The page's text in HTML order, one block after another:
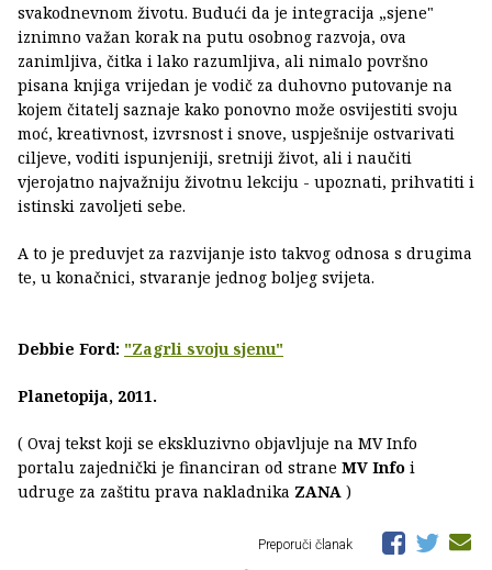
svakodnevnom životu. Budući da je integracija „sjene"
iznimno važan korak na putu osobnog razvoja, ova
zanimljiva, čitka i lako razumljiva, ali nimalo površno
pisana knjiga vrijedan je vodič za duhovno putovanje na
kojem čitatelj saznaje kako ponovno može osvijestiti svoju
moć, kreativnost, izvrsnost i snove, uspješnije ostvarivati
ciljeve, voditi ispunjeniji, sretniji život, ali i naučiti
vjerojatno najvažniju životnu lekciju - upoznati, prihvatiti i
istinski zavoljeti sebe.
A to je preduvjet za razvijanje isto takvog odnosa s drugima
te, u konačnici, stvaranje jednog boljeg svijeta.
Debbie Ford: "Zagrli svoju sjenu"
Planetopija, 2011.
( Ovaj tekst koji se ekskluzivno objavljuje na MV Info
portalu zajednički je financiran od strane MV Info i
udruge za zaštitu prava nakladnika ZANA )
Preporuči članak